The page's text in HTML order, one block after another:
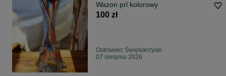
Wazon prl kolorowy
100 zł
Ostrowiec Świętokrzyski
07 sierpnia 2026